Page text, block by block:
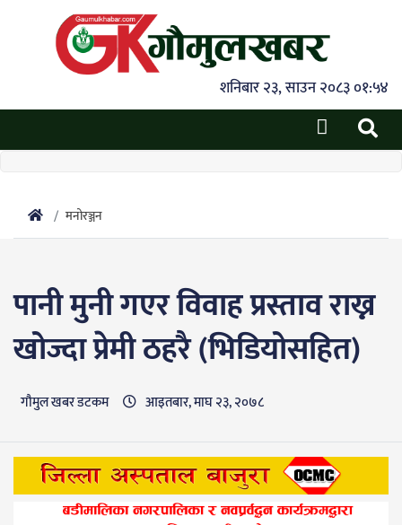
शनिबार २३, साउन २०८३ ०१:५४
मनोरञ्जन
पानी मुनी गएर विवाह प्रस्ताव राख्न
खोज्दा प्रेमी ठहरै (भिडियोसहित)
गाैमुल खबर डटकम आइतबार, माघ २३, २०७८